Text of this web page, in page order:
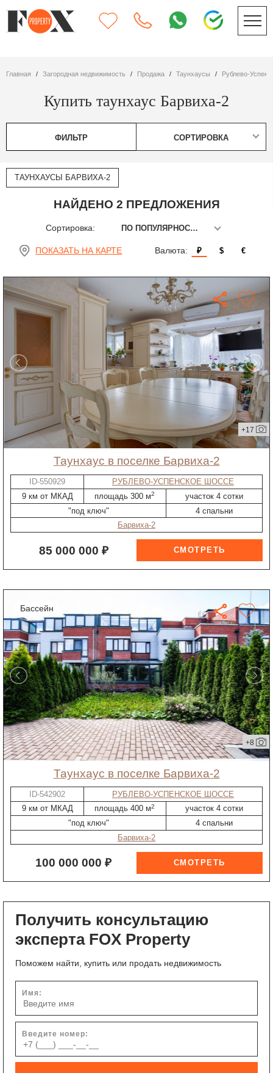
Главная Загородная недвижимость Продажа таунхаусы Рублево-
Купить таунхаус Барвиха-2
ФИЛЬТР СОРТИРОВКА
ТАУНХАУСЫ БАРВИХА-2
НАЙДЕНО 2 ПРЕДЛОЖЕНИЯ
Сортировка: ПО ПОПУЛЯРНОСТИ
ПОКАЗАТЬ НА КАРТЕ Валюта: ₽ $ €
+17
таунхаус в поселке Барвиха-2
ID-550929
РУБЛЕВО-УСПЕНСКОЕ ШОССЕ
9 км от МКАД
площадь 300 м2
участок 4 сотки
"под ключ"
4 спальни
Барвиха-2
85 000 000 ₽
бассейн
+8
таунхаус в поселке Барвиха-2
ID-542902
РУБЛЕВО-УСПЕНСКОЕ ШОССЕ
9 км от МКАД
площадь 400 м2
участок 4 сотки
"под ключ"
4 спальни
Барвиха-2
100 000 000 ₽
Получить консультацию
эксперта FOX Property
Поможем найти, купить или продать недвижимость
Имя:
Введите номер: